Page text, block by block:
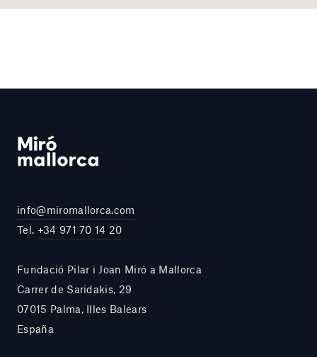
info@miromallorca.com
Tel. +34 971 70 14 20
Fundació Pilar i Joan Miró a Mallorca
Carrer de Saridakis, 29
07015 Palma, Illes Balears
España